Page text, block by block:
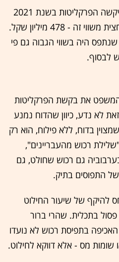
מתוך כלל הרכוש שנתפס, ביקשה הפרקליטות בשנת 2021
לחלט, בסוף הליכים, רק כמחצית משווי זה - 478 מיליון שקל.
היה בשווי הגבוה גם פי
לבסוף.
את בקשת הפרקליטות
לא נדע, כיוון שהדוח נמנע
בדוח, ללא פילוח, הוא רק
רכוש מהעבריינים",
גם רכוש שחולט, גם
של התפוסים בתיק.
להיקף של שיעור החילוט
בתכלית. שהרי ברור
בתפיסת רכוש לא נועדו
שומות מס - אלא דווקא לחילוט.